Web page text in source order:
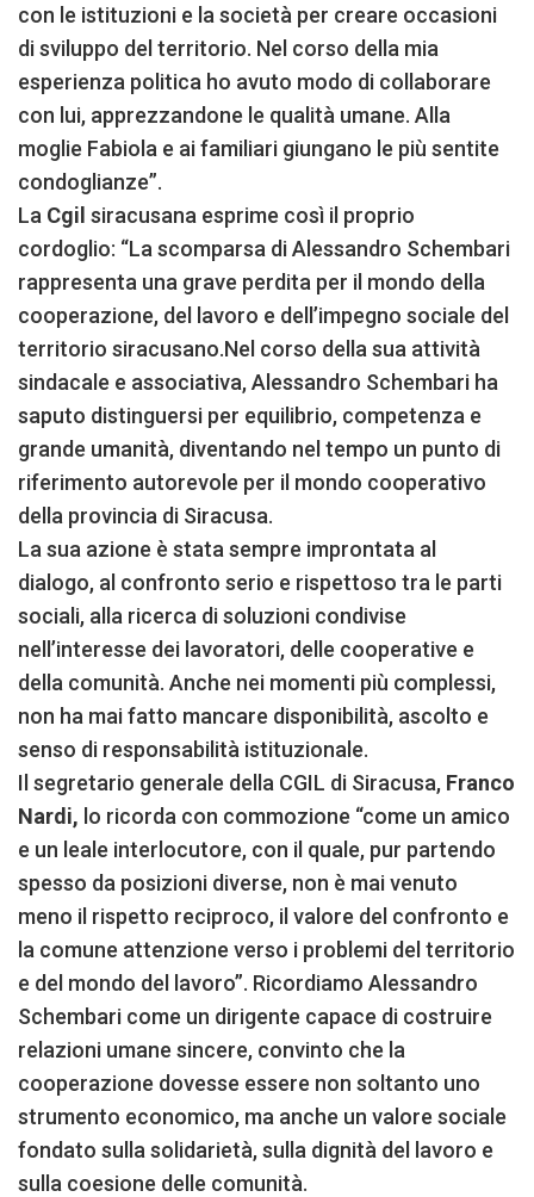
con le istituzioni e la società per creare occasioni
di sviluppo del territorio. Nel corso della mia
esperienza politica ho avuto modo di collaborare
con lui, apprezzandone le qualità umane. Alla
moglie Fabiola e ai familiari giungano le più sentite
condoglianze”.
La Cgil siracusana esprime così il proprio
cordoglio: “La scomparsa di Alessandro Schembari
rappresenta una grave perdita per il mondo della
cooperazione, del lavoro e dell’impegno sociale del
territorio siracusano.Nel corso della sua attività
sindacale e associativa, Alessandro Schembari ha
saputo distinguersi per equilibrio, competenza e
grande umanità, diventando nel tempo un punto di
riferimento autorevole per il mondo cooperativo
della provincia di Siracusa.
La sua azione è stata sempre improntata al
dialogo, al confronto serio e rispettoso tra le parti
sociali, alla ricerca di soluzioni condivise
nell’interesse dei lavoratori, delle cooperative e
della comunità. Anche nei momenti più complessi,
non ha mai fatto mancare disponibilità, ascolto e
senso di responsabilità istituzionale.
Il segretario generale della CGIL di Siracusa, Franco
Nardi, lo ricorda con commozione “come un amico
e un leale interlocutore, con il quale, pur partendo
spesso da posizioni diverse, non è mai venuto
meno il rispetto reciproco, il valore del confronto e
la comune attenzione verso i problemi del territorio
e del mondo del lavoro”. Ricordiamo Alessandro
Schembari come un dirigente capace di costruire
relazioni umane sincere, convinto che la
cooperazione dovesse essere non soltanto uno
strumento economico, ma anche un valore sociale
fondato sulla solidarietà, sulla dignità del lavoro e
sulla coesione delle comunità.